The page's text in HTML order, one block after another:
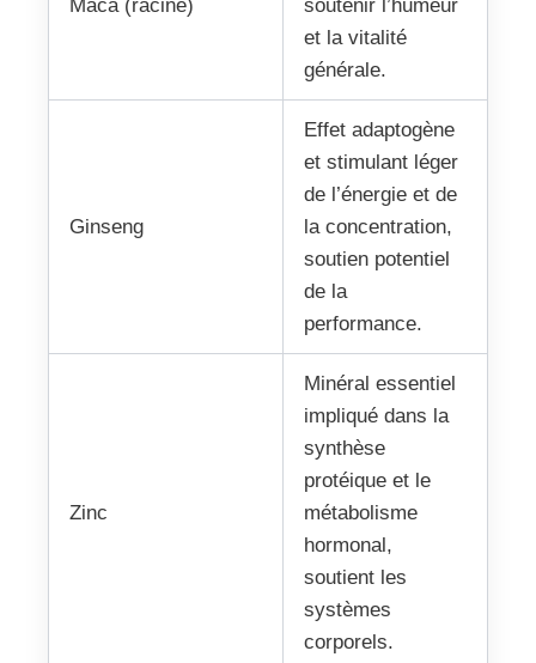
Maca (racine)
soutenir l’humeur
et la vitalité
générale.
Ginseng
Effet adaptogène
et stimulant léger
de l’énergie et de
la concentration,
soutien potentiel
de la
performance.
Zinc
Minéral essentiel
impliqué dans la
synthèse
protéique et le
métabolisme
hormonal,
soutient les
systèmes
corporels.